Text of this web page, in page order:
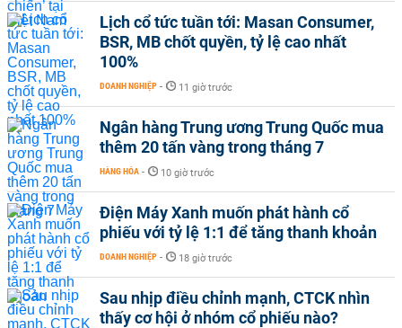
Lịch cổ tức tuần tới: Masan Consumer,
BSR, MB chốt quyền, tỷ lệ cao nhất
100%
DOANH NGHIỆP - 11 giờ trước
Ngân hàng Trung ương Trung Quốc mua
thêm 20 tấn vàng trong tháng 7
HÀNG HÓA - 10 giờ trước
Điện Máy Xanh muốn phát hành cổ
phiếu với tỷ lệ 1:1 để tăng thanh khoản
DOANH NGHIỆP - 18 giờ trước
Sau nhịp điều chỉnh mạnh, CTCK nhìn
thấy cơ hội ở nhóm cổ phiếu nào?